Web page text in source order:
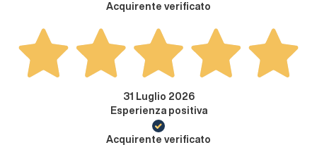
Acquirente verificato
31 Luglio 2026
Esperienza positiva
Acquirente verificato